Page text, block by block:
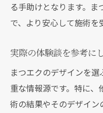
る手助けとなります。
で、より安心して施術を
実際の体験談を参考に
まつエクのデザインを
重な情報源です。特に
術の結果やそのデザイ